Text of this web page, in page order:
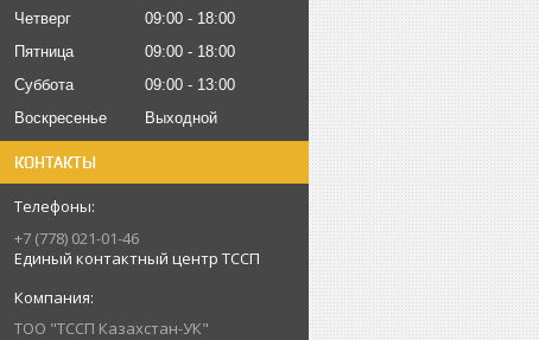
Четверг
09:00
18:00
Пятница
09:00
18:00
Суббота
09:00
13:00
Воскресенье
Выходной
КОНТАКТЫ
+7 (778) 021-01-46
Единый контактный центр ТССП
ТОО "ТССП Казахстан-УК"